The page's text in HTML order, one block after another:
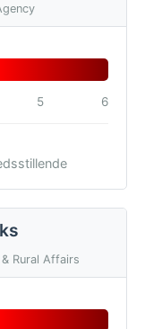
5 6
Rural Affairs